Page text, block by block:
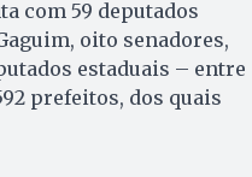
com 59 deputados
oito senadores,
estaduais – entre
prefeitos, dos quais